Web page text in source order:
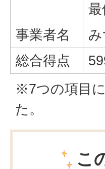
最
事業者名
総合得点
※7つの項目
た。
こ